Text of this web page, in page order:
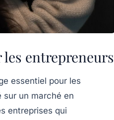
entrepreneurs
essentiel pour les
sur un marché en
entreprises qui